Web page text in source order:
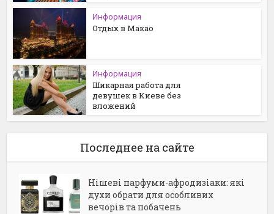
Информация
Отдых в Макао
Информация
Шикарная работа для
девушек в Киеве без
вложений
Последнее на сайте
Нішеві парфуми-афродизіаки: які
духи обрати для особливих
вечорів та побачень